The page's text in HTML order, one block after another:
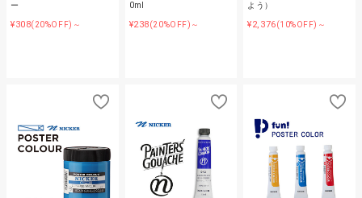
ー
¥308(20%OFF)～
0ml
¥238(20%OFF)～
よう）
¥2,376(10%OFF)～